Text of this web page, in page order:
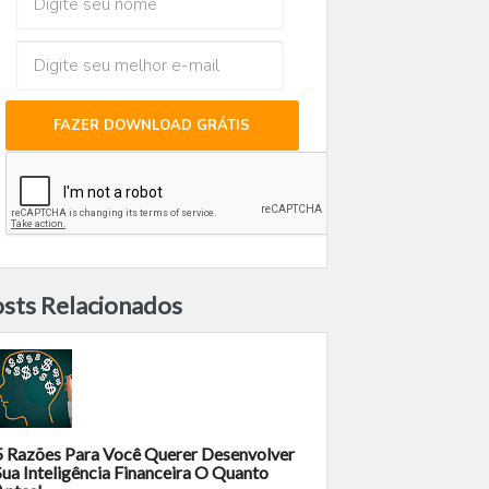
FAZER DOWNLOAD GRÁTIS
Relacionados
Razões Para Você Querer Desenvolver
Inteligência Financeira O Quanto